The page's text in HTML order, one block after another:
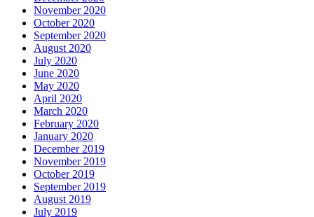
November 2020
October 2020
September 2020
August 2020
July 2020
June 2020
May 2020
April 2020
March 2020
February 2020
January 2020
December 2019
November 2019
October 2019
September 2019
August 2019
July 2019